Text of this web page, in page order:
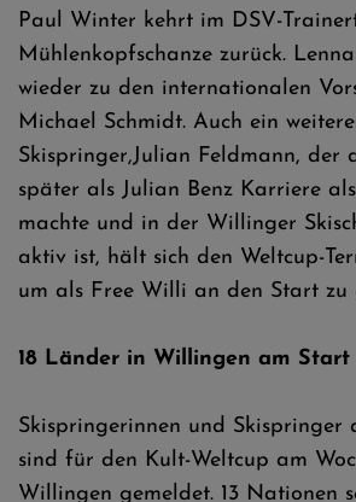
Paul Winter kehrt im DSV-
Mühlenkopfschanze zurück.
wieder zu den internationalen
Michael Schmidt. Auch ein
Skispringer,Julian Feldmann, der
später als Julian Benz Karriere
machte und in der Willinger
aktiv ist, hält sich den Weltcup-
um als Free Willi an den Start zu
18 Länder in Willingen am Start
Skispringerinnen und Skispringer
sind für den Kult-Weltcup am
Willingen gemeldet. 13 Nationen